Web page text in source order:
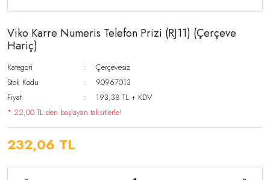
Viko Karre Numeris Telefon Prizi (RJ11) (Çerçeve
Hariç)
Kategori
Çerçevesiz
Stok Kodu
90967013
Fiyat
193,38 TL + KDV
* 22,00 TL den başlayan taksitlerle!
232,06 TL